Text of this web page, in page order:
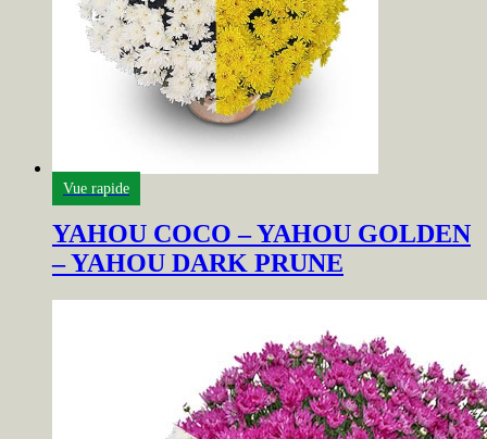
Vue rapide
YAHOU COCO – YAHOU GOLDEN
– YAHOU DARK PRUNE